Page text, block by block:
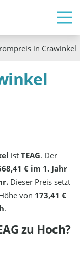
in Crawinkel
istTEAG. Der
€ im 1. Jahr
Dieser Preis setzt
von 173,41 €
.
zu Hoch?